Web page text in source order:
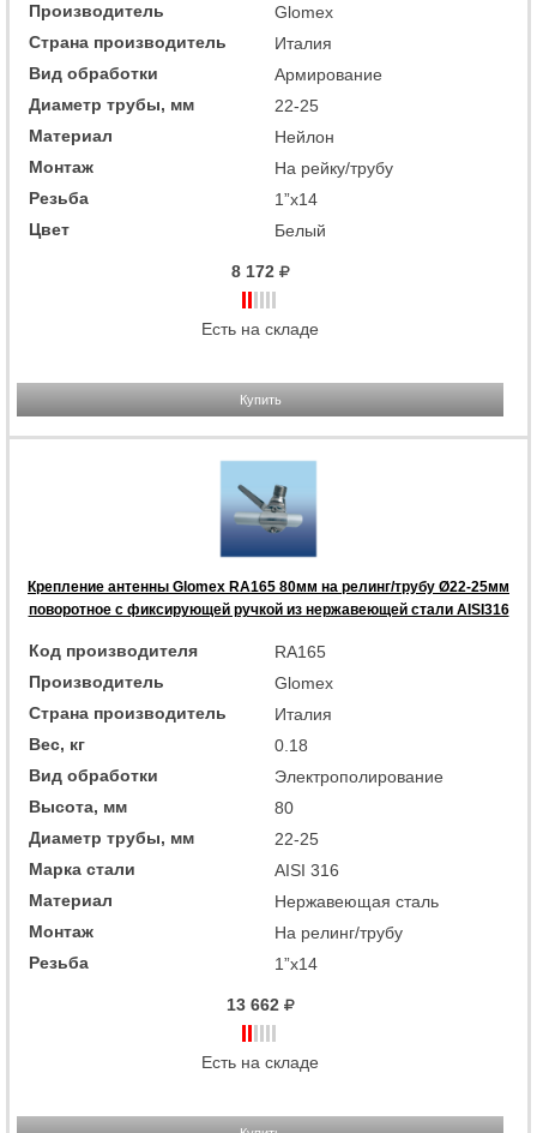
Производитель
Glomex
Страна производитель
Италия
Вид обработки
Армирование
Диаметр трубы, мм
22-25
Материал
Нейлон
Монтаж
На рейку/трубу
Резьба
1”x14
Цвет
Белый
8 172
Есть на складе
Купить
Крепление антенны Glomex RA165 80мм на релинг/трубу Ø22-25мм
поворотное с фиксирующей ручкой из нержавеющей стали AISI316
Код производителя
RA165
Производитель
Glomex
Страна производитель
Италия
Вес, кг
0.18
Вид обработки
Электрополирование
Высота, мм
80
Диаметр трубы, мм
22-25
Марка стали
AISI 316
Материал
Нержавеющая сталь
Монтаж
На релинг/трубу
Резьба
1”x14
13 662
Есть на складе